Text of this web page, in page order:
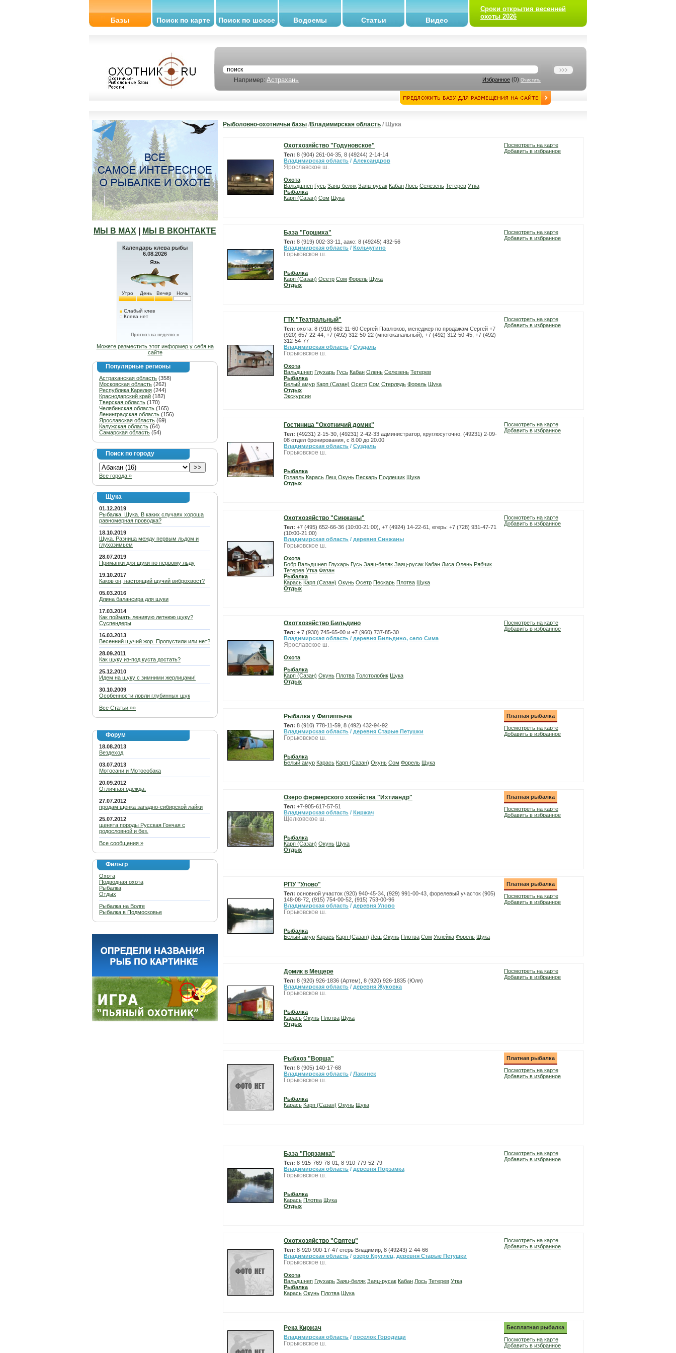
Базы Поиск по карте Поиск по шоссе Водоемы Статьи Видео
Сроки открытия весенней
охоты 2026
Например: Астрахань Избранное (0) Очистить
МЫ В МАХ МЫ В ВКОНТАКТЕ
Календарь клева рыбы
6.08.2026
Язь
Утро День Вечер Ночь
Слабый клев
Клева нет
Прогноз на неделю »
Можете разместить этот информер у себя на
сайте
Популярные регионы
Астраханская область (358)
Московская область (262)
Республика Карелия (244)
Краснодарский край (182)
Тверская область (170)
Челябинская область (165)
Ленинградская область (156)
Ярославская область (69)
Калужская область (64)
Самарская область (54)
Поиск по городу
Все города »
Щука
01.12.2019
Рыбалка. Щука. В каких случаях хороша
равномерная проводка?
18.10.2019
Щука. Разница между первым льдом и
глухозимьем
28.07.2019
Приманки для щуки по первому льду
19.10.2017
Каков он, настоящий щучий виброхвост?
05.03.2016
Длина балансира для щуки
17.03.2014
Как поймать ленивую летнюю щуку?
Суспендеры
16.03.2013
Весенний щучий жор. Пропустили или нет?
28.09.2011
Как щуку из-под куста достать?
25.12.2010
Идем на щуку с зимними жерлицами!
30.10.2009
Особенности ловли глубинных щук
Все Статьи »»
Форум
18.08.2013
Вездеход
03.07.2013
Мотосани и Мотособака
20.09.2012
Отличная одежда.
27.07.2012
продам щенка западно-сибирской лайки
25.07.2012
щенята породы Русская Гончая с
родословной и без.
Все сообщения »
Фильтр
Охота
Подводная охота
Рыбалка
Отдых
Рыбалка на Волге
Рыбалка в Подмосковье
Рыболовно-охотничьи базы /Владимирская область / Щука
Охотхозяйство "Годуновское"
Тел: 8 (904) 261-04-35, 8 (49244) 2-14-14
Владимирская область / Александров
Ярославское ш.
Охота
Вальдшнеп Гусь Заяц-беляк Заяц-русак Кабан Лось Селезень Тетерев Утка
Рыбалка
Карп (Сазан) Сом Щука
Посмотреть на карте
Добавить в избранное
База "Горшиха"
Тел: 8 (919) 002-33-11, aакс: 8 (49245) 432-56
Владимирская область / Кольчугино
Горьковское ш.
Рыбалка
Карп (Сазан) Осетр Сом Форель Щука
Отдых
Посмотреть на карте
Добавить в избранное
ГТК "Театральный"
Тел: охота: 8 (910) 662-11-60 Сергей Павлюков, менеджер по продажам Сергей +7
(920) 657-22-44, +7 (492) 312-50-22 (многоканальный), +7 (492) 312-50-45, +7 (492)
312-54-77
Владимирская область / Суздаль
Горьковское ш.
Охота
Вальдшнеп Глухарь Гусь Кабан Олень Селезень Тетерев
Рыбалка
Белый амур Карп (Сазан) Осетр Сом Стерлядь Форель Щука
Отдых
Экскурсии
Посмотреть на карте
Добавить в избранное
Гостиница "Охотничий домик"
Тел: (49231) 2-15-30, (49231) 2-42-33 администратор, круглосуточно, (49231) 2-09-
08 отдел бронирования, с 8.00 до 20.00
Владимирская область / Суздаль
Горьковское ш.
Рыбалка
Голавль Карась Лещ Окунь Пескарь Подлещик Щука
Отдых
Посмотреть на карте
Добавить в избранное
Охотхозяйство "Синжаны"
Тел: +7 (495) 652-66-36 (10:00-21:00), +7 (4924) 14-22-61, егерь: +7 (728) 931-47-71
(10:00-21:00)
Владимирская область / деревня Синжаны
Горьковское ш.
Охота
Бобр Вальдшнеп Глухарь Гусь Заяц-беляк Заяц-русак Кабан Лиса Олень Рябчик
Тетерев Утка Фазан
Рыбалка
Карась Карп (Сазан) Окунь Осетр Пескарь Плотва Щука
Отдых
Посмотреть на карте
Добавить в избранное
Охотхозяйство Бильдино
Тел: + 7 (930) 745-65-00 и +7 (960) 737-85-30
Владимирская область / деревня Бильдино, село Сима
Ярославское ш.
Охота
Рыбалка
Карп (Сазан) Окунь Плотва Толстолобик Щука
Отдых
Посмотреть на карте
Добавить в избранное
Рыбалка у Филиппыча
Тел: 8 (910) 778-11-59, 8 (492) 432-94-92
Владимирская область / деревня Старые Петушки
Горьковское ш.
Рыбалка
Белый амур Карась Карп (Сазан) Окунь Сом Форель Щука
Платная рыбалка
Посмотреть на карте
Добавить в избранное
Озеро фермерского хозяйства "Ихтиандр"
Тел: +7-905-617-57-51
Владимирская область / Киржач
Щелковское ш.
Рыбалка
Карп (Сазан) Окунь Щука
Отдых
Платная рыбалка
Посмотреть на карте
Добавить в избранное
РПУ "Улово"
Тел: основной участок (920) 940-45-34, (929) 991-00-43, форелевый участок (905)
148-08-72, (915) 754-00-52, (915) 753-00-96
Владимирская область / деревня Улово
Горьковское ш.
Рыбалка
Белый амур Карась Карп (Сазан) Лещ Окунь Плотва Сом Уклейка Форель Щука
Платная рыбалка
Посмотреть на карте
Добавить в избранное
Домик в Мещере
Тел: 8 (920) 926-1836 (Артем), 8 (920) 926-1835 (Юля)
Владимирская область / деревня Жуковка
Горьковское ш.
Рыбалка
Карась Окунь Плотва Щука
Отдых
Посмотреть на карте
Добавить в избранное
Рыбхоз "Ворша"
Тел: 8 (905) 140-17-68
Владимирская область / Лакинск
Горьковское ш.
Рыбалка
Карась Карп (Сазан) Окунь Щука
Платная рыбалка
Посмотреть на карте
Добавить в избранное
База "Порзамка"
Тел: 8-915-769-78-01, 8-910-779-52-79
Владимирская область / деревня Порзамка
Горьковское ш.
Рыбалка
Карась Плотва Щука
Отдых
Посмотреть на карте
Добавить в избранное
Охотхозяйство "Святец"
Тел: 8-920-900-17-47 егерь Владимир, 8 (49243) 2-44-66
Владимирская область / озеро Круглец, деревня Старые Петушки
Горьковское ш.
Охота
Вальдшнеп Глухарь Заяц-беляк Заяц-русак Кабан Лось Тетерев Утка
Рыбалка
Карась Окунь Плотва Щука
Посмотреть на карте
Добавить в избранное
Река Киржач
Владимирская область / поселок Городищи
Горьковское ш.
Бесплатная рыбалка
Посмотреть на карте
Добавить в избранное